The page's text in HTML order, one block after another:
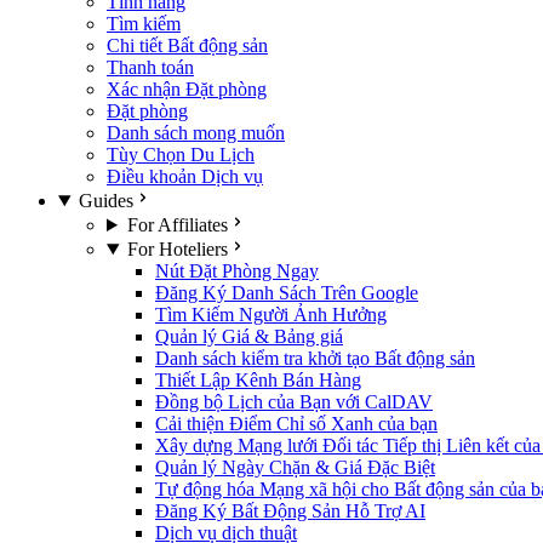
Tìm kiếm
Chi tiết Bất động sản
Thanh toán
Xác nhận Đặt phòng
Đặt phòng
Danh sách mong muốn
Tùy Chọn Du Lịch
Điều khoản Dịch vụ
Guides
For Affiliates
For Hoteliers
Nút Đặt Phòng Ngay
Đăng Ký Danh Sách Trên Google
Tìm Kiếm Người Ảnh Hưởng
Quản lý Giá & Bảng giá
Danh sách kiểm tra khởi tạo Bất động sản
Thiết Lập Kênh Bán Hàng
Đồng bộ Lịch của Bạn với CalDAV
Cải thiện Điểm Chỉ số Xanh của bạn
Xây dựng Mạng lưới Đối tác Tiếp thị Liên kết của
Quản lý Ngày Chặn & Giá Đặc Biệt
Tự động hóa Mạng xã hội cho Bất động sản của
Đăng Ký Bất Động Sản Hỗ Trợ AI
Dịch vụ dịch thuật